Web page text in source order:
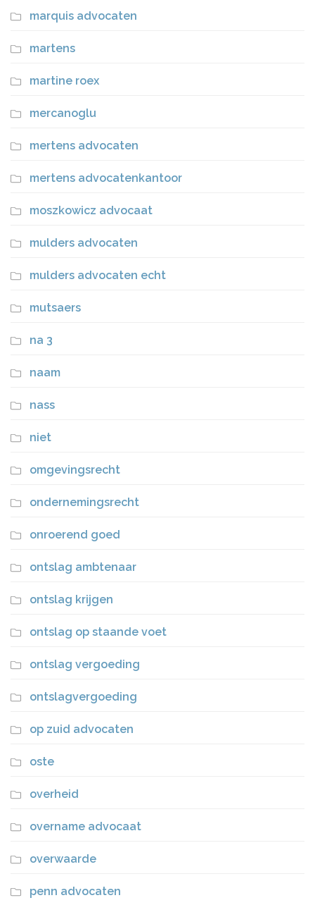
marquis advocaten
martens
martine roex
mercanoglu
mertens advocaten
mertens advocatenkantoor
moszkowicz advocaat
mulders advocaten
mulders advocaten echt
mutsaers
na 3
naam
nass
niet
omgevingsrecht
ondernemingsrecht
onroerend goed
ontslag ambtenaar
ontslag krijgen
ontslag op staande voet
ontslag vergoeding
ontslagvergoeding
op zuid advocaten
oste
overheid
overname advocaat
overwaarde
penn advocaten